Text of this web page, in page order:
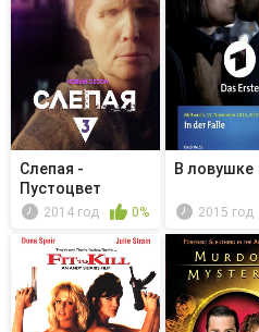
Слепая -
Пустоцвет
2014 год 0%
В ловушке
2015 год